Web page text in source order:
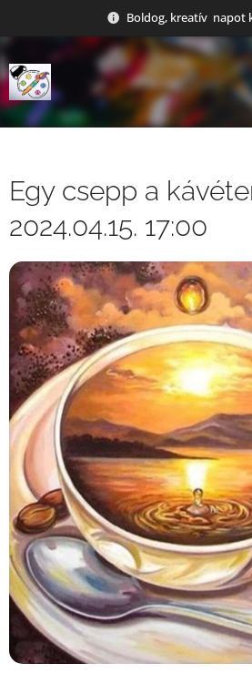
Boldog, kreatív napot
Egy csepp a
2024.04.15. 17:00